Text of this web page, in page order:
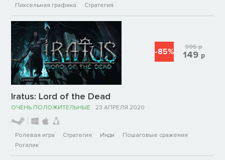
Пиксельная графика
Стратегия
Iratus: Lord of the Dead
ОЧЕНЬ ПОЛОЖИТЕЛЬНЫЕ 23 АПРЕЛЯ 2020
Ролевая игра Стратегия Инди
Пошаговые сражения
Рогалик
-85% 995р
149 р